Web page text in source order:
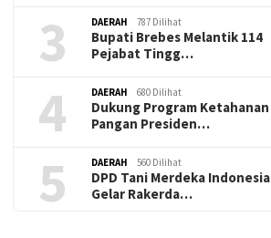
3 DAERAH 787 Dilihat
Bupati Brebes Melantik 114
Pejabat Tingg…
4 DAERAH 680 Dilihat
Dukung Program Ketahanan
Pangan Presiden…
5 DAERAH 560 Dilihat
DPD Tani Merdeka Indonesia
Gelar Rakerda…